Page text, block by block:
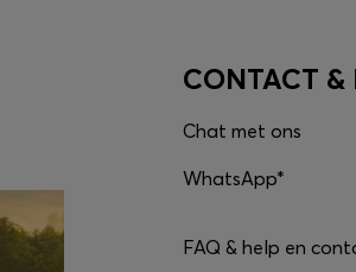
CONTACT &
Chat met ons
WhatsApp*
FAQ & help en